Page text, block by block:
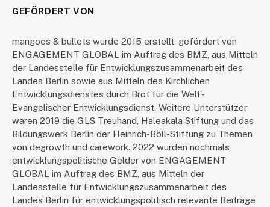
GEFÖRDERT VON
mangoes & bullets wurde 2015 erstellt, gefördert von
ENGAGEMENT GLOBAL im Auftrag des BMZ, aus Mitteln
der Landesstelle für Entwicklungszusammenarbeit des
Landes Berlin sowie aus Mitteln des Kirchlichen
Entwicklungsdienstes durch Brot für die Welt -
Evangelischer Entwicklungsdienst. Weitere Unterstützer
waren 2019 die GLS Treuhand, Haleakala Stiftung und das
Bildungswerk Berlin der Heinrich-Böll-Stiftung zu Themen
von degrowth und carework. 2022 wurden nochmals
entwicklungspolitische Gelder von ENGAGEMENT
GLOBAL im Auftrag des BMZ, aus Mitteln der
Landesstelle für Entwicklungszusammenarbeit des
Landes Berlin für entwicklungspolitisch relevante Beiträge